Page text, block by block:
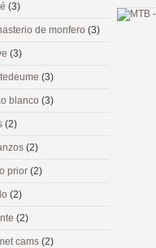
(3)
de monfero (3)
(3)
(3)
blanco (3)
(2)
(2)
prior (2)
(2)
(2)
cams (2)